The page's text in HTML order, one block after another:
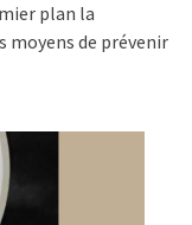
plan la
moyens de prévenir